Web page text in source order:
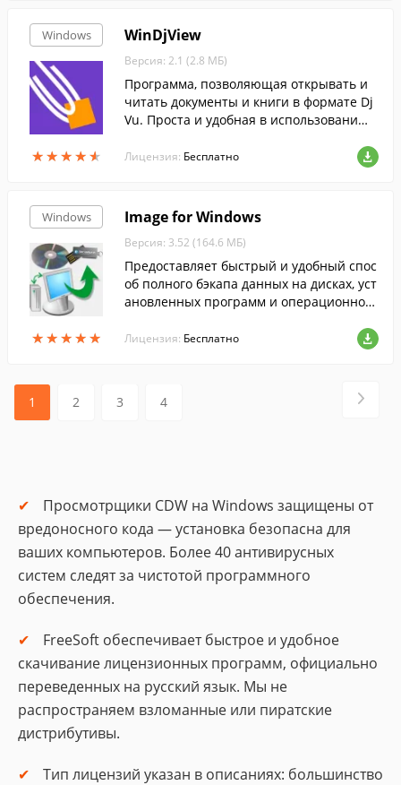
Windows
★★★★★
★★★★★
WinDjView
Версия: 2.1 (2.8 МБ)
Программа, позволяющая открывать и
читать документы и книги в формате Dj
Vu. Проста и удобная в использовани
Лицензия: Бесплатно
Windows
★★★★★
★★★★★
Image for Windows
Версия: 3.52 (164.6 МБ)
Предоставляет быстрый и удобный спос
об полного бэкапа данных на дисках, уст
ановленных программ и операционной
Лицензия: Бесплатно
1 2 3 4
Просмотрщики CDW на Windows защищены от
вредоносного кода — установка безопасна для
ваших компьютеров. Более 40 антивирусных
систем следят за чистотой программного
обеспечения.
FreeSoft обеспечивает быстрое и удобное
скачивание лицензионных программ, официально
переведенных на русский язык. Мы не
распространяем взломанные или пиратские
дистрибутивы.
Тип лицензий указан в описаниях: большинство